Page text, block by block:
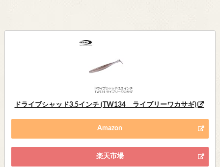
ドライブシャッド3.5インチ (TW134 ライブリーワカサギ)
Amazon
楽天市場